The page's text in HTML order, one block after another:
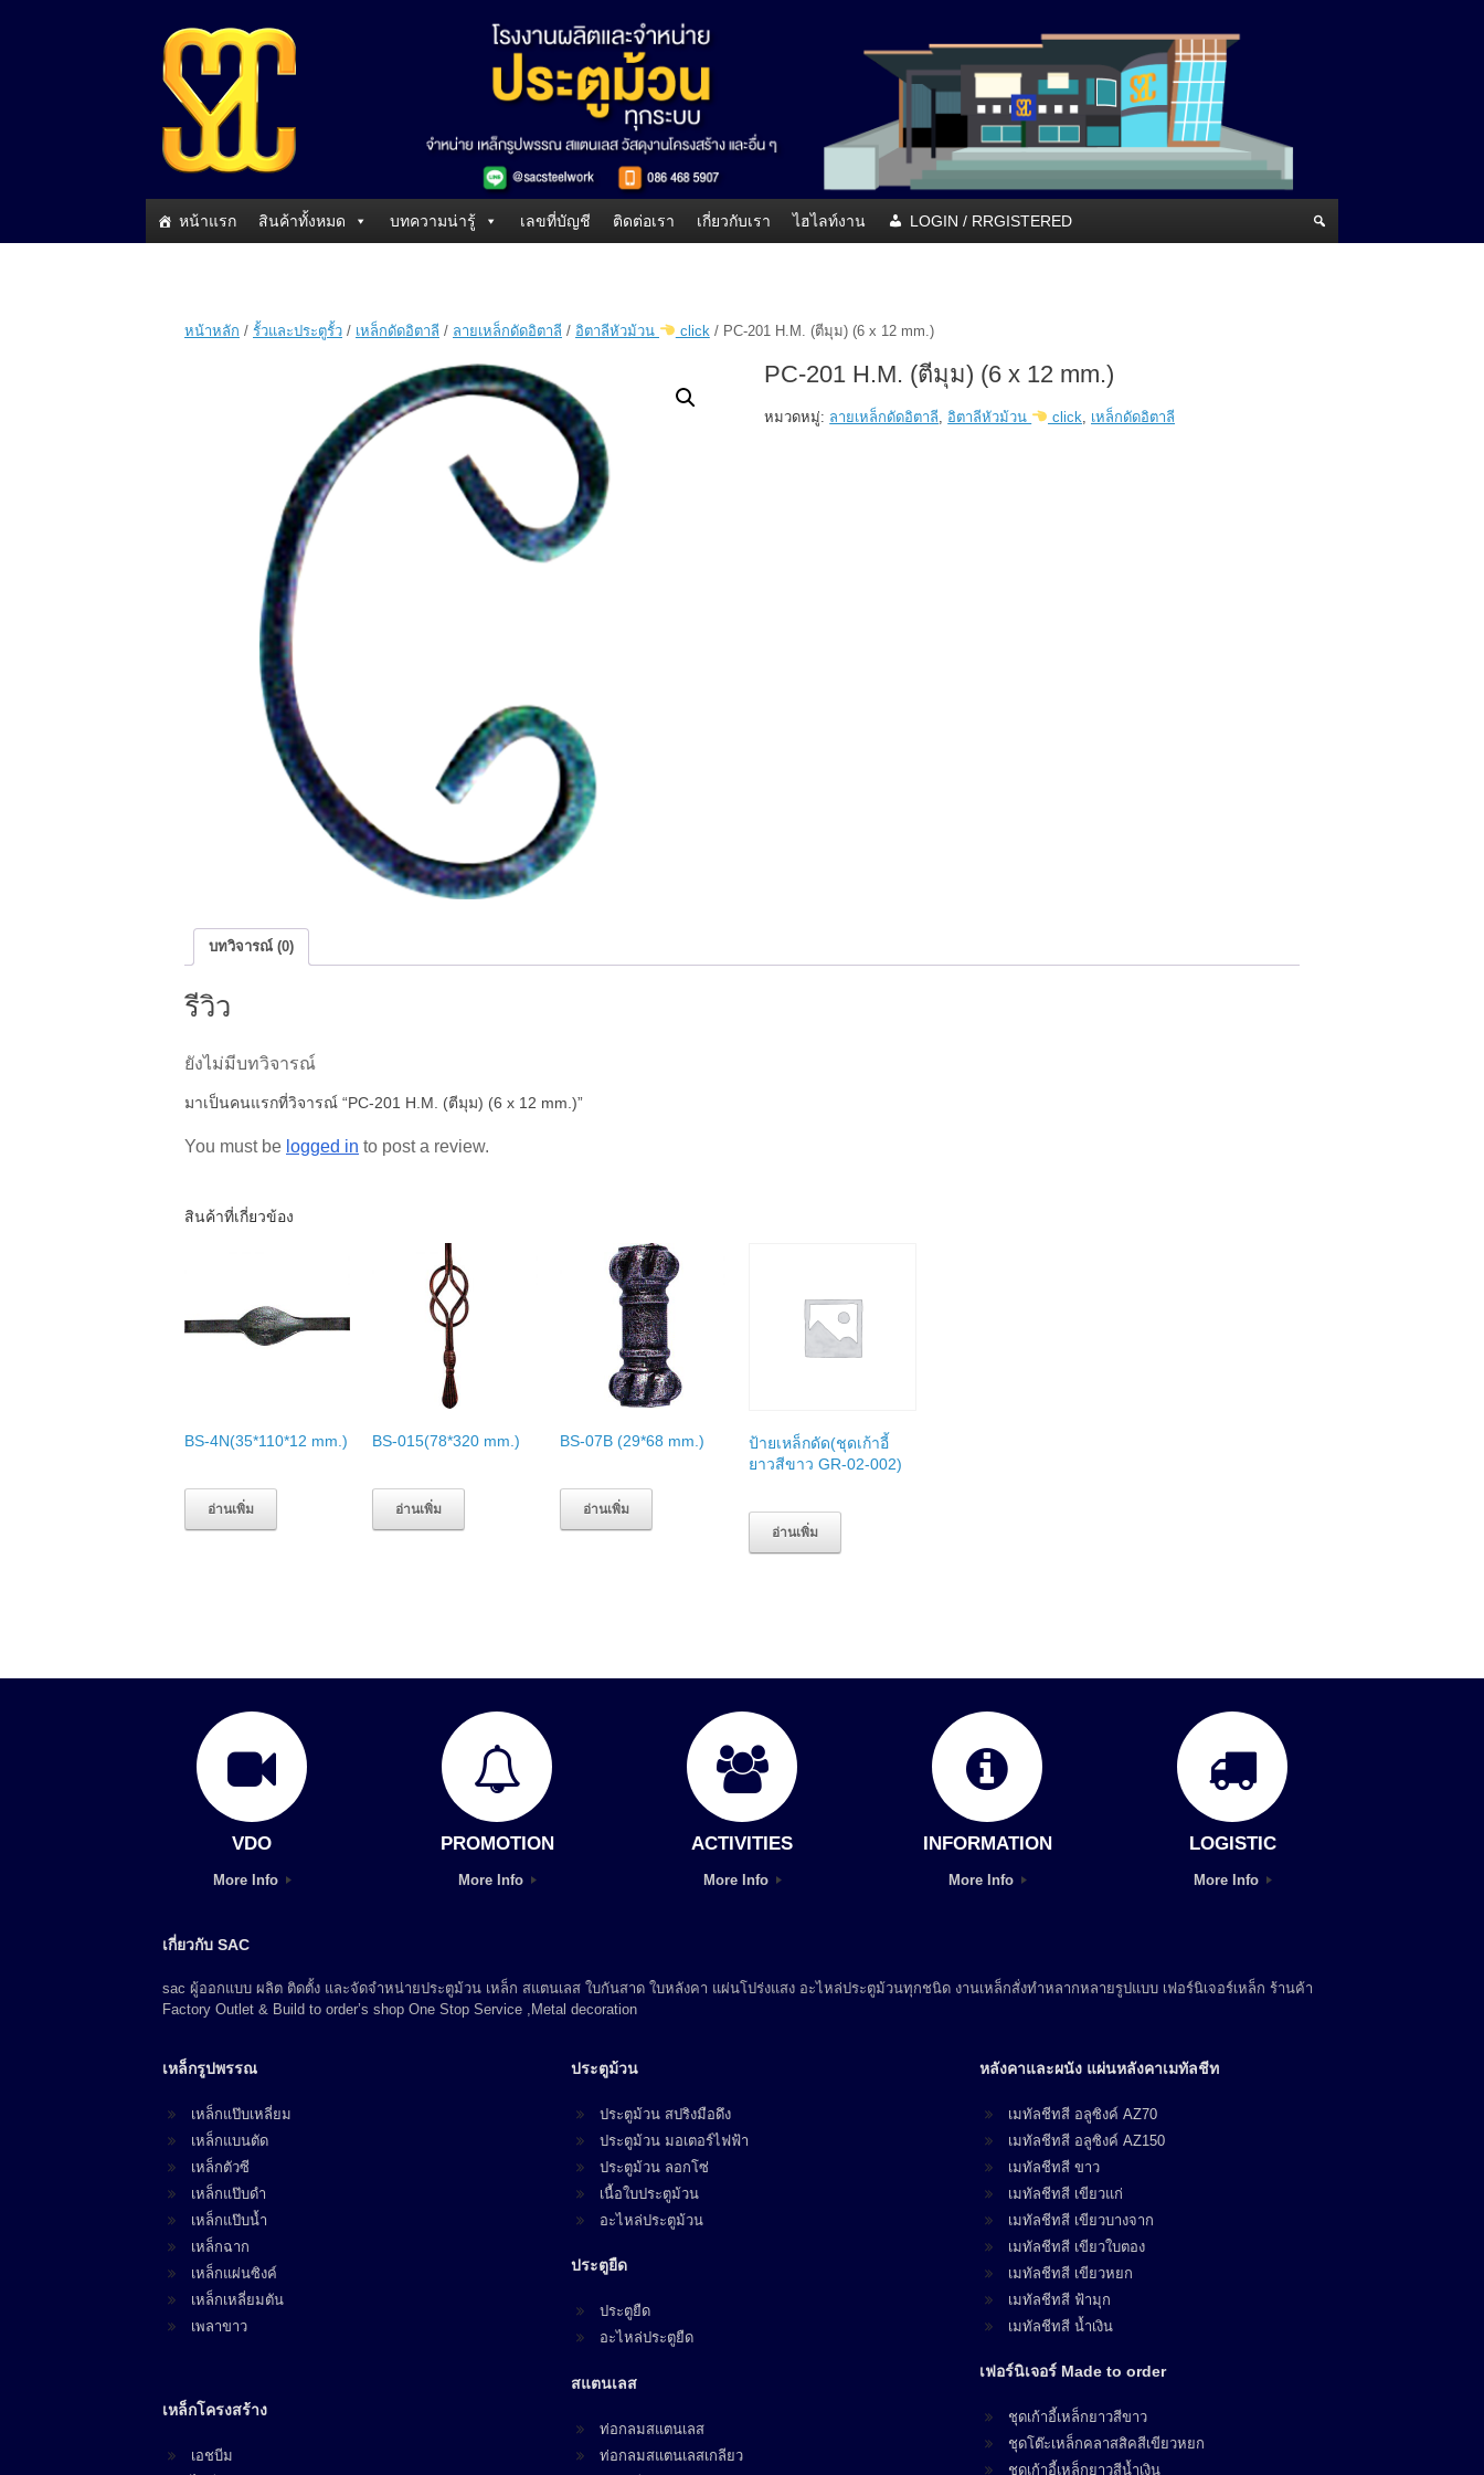
หน้าแรก สินค้าทั้งหมด บทความน่ารู้ เลขที่บัญชี ติดต่อเรา เกี่ยวกับเรา ไฮไลท์งาน LOGIN / RRGISTERED
หน้าหลัก / รั้วและประตูรั้ว / เหล็กดัดอิตาลี / ลายเหล็กดัดอิตาลี / อิตาลีหัวม้วน click/ PC-201 H.M. (ตีมุม) (6 x 12 mm.)
PC-201 H.M. (ตีมุม) (6 x 12 mm.)
หมวดหมู่: ลายเหล็กดัดอิตาลี, อิตาลีหัวม้วน click, เหล็กดัดอิตาลี
บทวิจารณ์ (0)
รีวิว
ยังไม่มีบทวิจารณ์
มาเป็นคนแรกที่วิจารณ์ “PC-201 H.M. (ตีมุม) (6 x 12 mm.)”
You must be logged in to post a review.
สินค้าที่เกี่ยวข้อง
BS-4N(35*110*12 mm.)
อ่านเพิ่ม
BS-015(78*320 mm.)
อ่านเพิ่ม
BS-07B (29*68 mm.)
อ่านเพิ่ม
ป้ายเหล็กดัด(ชุดเก้าอี้
ยาวสีขาว GR-02-002)
อ่านเพิ่ม
VDO
More Info
PROMOTION
More Info
ACTIVITIES
More Info
INFORMATION
More Info
LOGISTIC
More Info
เกี่ยวกับ SAC
sac ผู้ออกแบบ ผลิต ติดตั้ง และจัดจำหน่ายประตูม้วน เหล็ก สแตนเลส ใบกันสาด ใบหลังคา แผ่นโปร่งแสง อะไหล่ประตูม้วนทุกชนิด งานเหล็กสั่งทำหลากหลายรูปแบบ เฟอร์นิเจอร์เหล็ก ร้านค้า
Factory Outlet & Build to order’s shop One Stop Service ,Metal decoration
เหล็กรูปพรรณ
เหล็กแป๊บเหลี่ยม
เหล็กแบนตัด
เหล็กตัวซี
เหล็กแป๊บดำ
เหล็กแป๊บน้ำ
เหล็กฉาก
เหล็กแผ่นซิงค์
เหล็กเหลี่ยมตัน
เพลาขาว
เหล็กโครงสร้าง
เอชบีม
ประตูม้วน
ประตูม้วน สปริงมือดึง
ประตูม้วน มอเตอร์ไฟฟ้า
ประตูม้วน ลอกโซ่
เนื้อใบประตูม้วน
อะไหล่ประตูม้วน
ประตูยืด
ประตูยืด
อะไหล่ประตูยืด
สแตนเลส
ท่อกลมสแตนเลส
ท่อกลมสแตนเลสเกลียว
หลังคาและผนัง แผ่นหลังคาเมทัลชีท
เมทัลชีทสี อลูซิงค์ AZ70
เมทัลชีทสี อลูซิงค์ AZ150
เมทัลชีทสี ขาว
เมทัลชีทสี เขียวแก่
เมทัลชีทสี เขียวบางจาก
เมทัลชีทสี เขียวใบตอง
เมทัลชีทสี เขียวหยก
เมทัลชีทสี ฟ้ามุก
เมทัลชีทสี น้ำเงิน
เฟอร์นิเจอร์ Made to order
ชุดเก้าอี้เหล็กยาวสีขาว
ชุดโต๊ะเหล็กคลาสสิคสีเขียวหยก
ชุดเก้าอี้เหล็กยาวสีน้ำเงิน